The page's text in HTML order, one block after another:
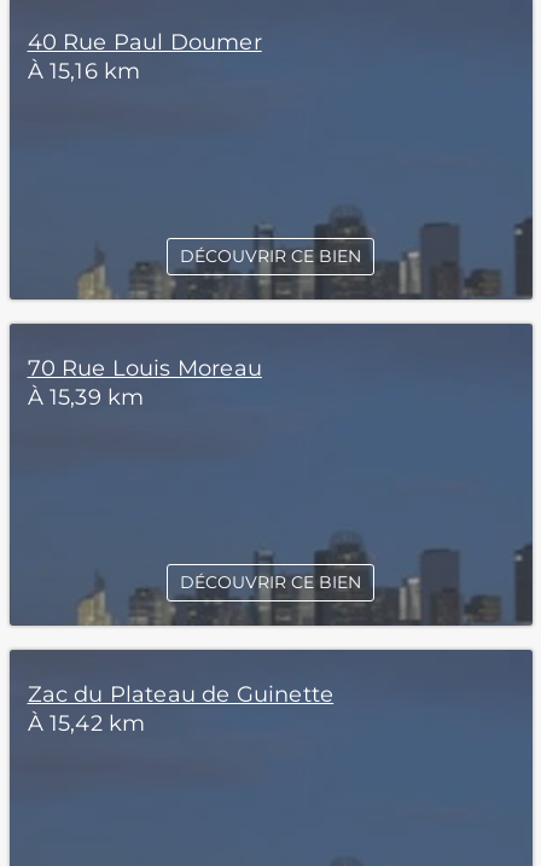
40 Rue Paul Doumer
À 15,16 km
DÉCOUVRIR CE BIEN
70 Rue Louis Moreau
À 15,39 km
DÉCOUVRIR CE BIEN
Zac du Plateau de Guinette
À 15,42 km